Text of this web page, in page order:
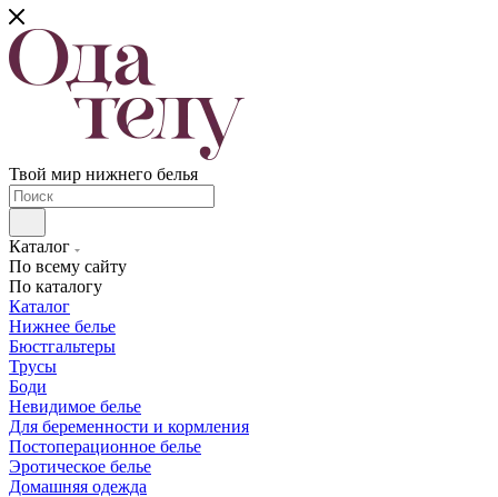
Твой мир нижнего белья
Каталог
По всему сайту
По каталогу
Каталог
Нижнее белье
Бюстгальтеры
Трусы
Боди
Невидимое белье
Для беременности и кормления
Постоперационное белье
Эротическое белье
Домашняя одежда